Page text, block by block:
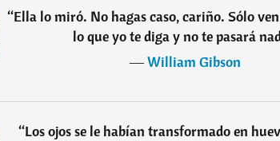
“Ella lo miró. No hagas caso, cariño. Sólo
lo que yo te diga y no te pasará
―William Gibson
“Los ojos se le habían transformado en